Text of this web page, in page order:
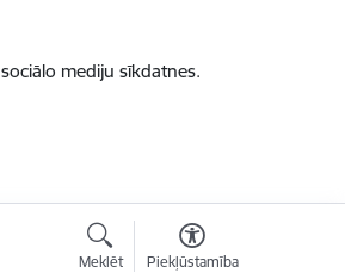
mediju sīkdatnes.
Meklēt Piekļūstamība